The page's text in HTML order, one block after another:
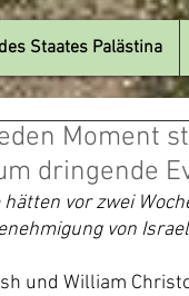
Moment
dringende
vor zwei
von
und William
Staates Palästina